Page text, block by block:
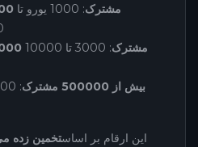
50000 - 100000 مشترک
: 1000 یورو تا
100000 - 500000 مشترک
: 3000 تا 10000
بیش از 500000 مشترک
این ارقام بر اساستخمین زده